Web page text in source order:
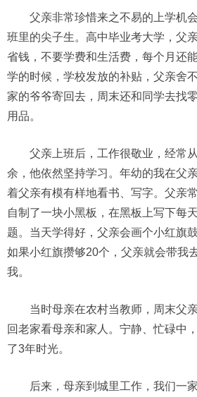
父亲非常珍惜来之不易的上学机
班里的尖子生。高中毕业考大学，父
省钱，不要学费和生活费，每个月还
学的时候，学校发放的补贴，父亲舍
家的爷爷寄回去，周末还和同学去找
用品。
父亲上班后，工作很敬业，经常
余，他依然坚持学习。年幼的我在父
着父亲有模有样地看书、写字。父亲
自制了一块小黑板，在黑板上写下每
题。当天学得好，父亲会画个小红旗
如果小红旗攒够20个，父亲就会带我
我。
当时母亲在农村当教师，周末父
回老家看母亲和家人。宁静、忙碌中
了3年时光。
后来，母亲到城里工作，我们一